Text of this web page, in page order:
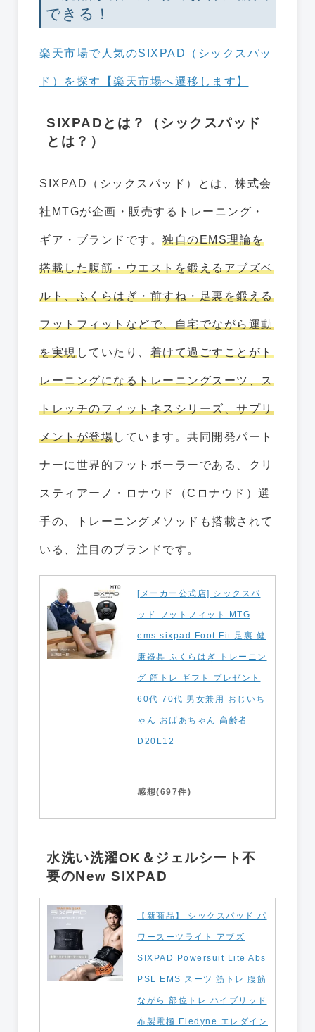
できる！
楽天市場で人気のSIXPAD（シックスパッ
ド）を探す【楽天市場へ遷移します】
SIXPADとは？（シックスパッド
とは？）
SIXPAD（シックスパッド）とは、株式会
社MTGが企画・販売するトレーニング・
ギア・ブランドです。 独自のEMS理論を
搭載した腹筋・ウエストを鍛えるアブズベ
ルト、ふくらはぎ・前すね・足裏を鍛える
フットフィットなどで、自宅でながら運動
を実現していたり、 着けて過ごすことがト
レーニングになるトレーニングスーツ、ス
トレッチのフィットネスシリーズ、サプリ
メントが登場しています。共同開発パート
ナーに世界的フットボーラーである、クリ
スティアーノ・ロナウド（Cロナウド）選
手の、トレーニングメソッドも搭載されて
いる、注目のブランドです。
[メーカー公式店] シックスパ
ッド フットフィット MTG
ems sixpad Foot Fit 足裏 健
康器具 ふくらはぎ トレーニン
グ 筋トレ ギフト プレゼント
60代 70代 男女兼用 おじいち
ゃん おばあちゃん 高齢者
D20L12
感想(697件)
水洗い洗濯OK＆ジェルシート不
要のNew SIXPAD
【新商品】 シックスパッド パ
ワースーツライト アブズ
SIXPAD Powersuit Lite Abs
PSL EMS スーツ 筋トレ 腹筋
ながら 部位トレ ハイブリッド
布製電極 Eledyne エレダイン